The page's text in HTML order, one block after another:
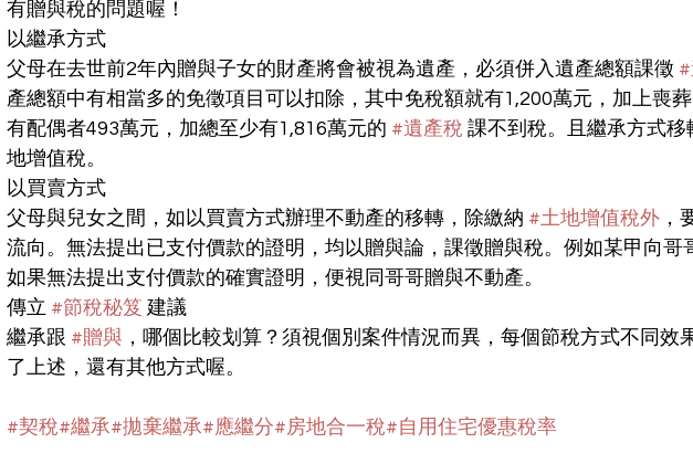
有贈與稅的問題喔！​
以繼承方式
父母在去世前2年內贈與子女的財產將會被視為遺產，必須併入遺產總額課徵
產總額中有相當多的免徵項目可以扣除，其中免稅額就有1,200萬元，加上喪
有配偶者493萬元，加總至少有1,816萬元的 #遺產稅 課不到稅。且繼承方式移
地增值稅。
以買賣方式
父母與兒女之間，如以買賣方式辦理不動產的移轉，除繳納 #土地增值稅外 ，
流向。無法提出已支付價款的證明，均以贈與論，課徵贈與稅。例如某甲向哥
如果無法提出支付價款的確實證明，便視同哥哥贈與不動產。
傳立 #節稅秘笈 建議
繼承跟 #贈與 ，哪個比較划算？須視個別案件情況而異，每個節稅方式不同效
了上述，還有其他方式喔。
#契稅#繼承#拋棄繼承#應繼分#房地合一稅#自用住宅優惠稅率